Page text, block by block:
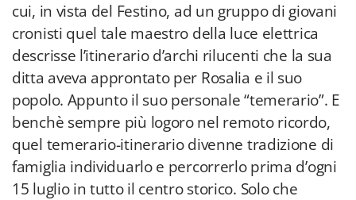
cui, in vista del Festino, ad un gruppo di giovani
cronisti quel tale maestro della luce elettrica
descrisse l’itinerario d’archi rilucenti che la sua
ditta aveva approntato per Rosalia e il suo
popolo. Appunto il suo personale “temerario”. E
benchè sempre più logoro nel remoto ricordo,
quel temerario-itinerario divenne tradizione di
famiglia individuarlo e percorrerlo prima d’ogni
15 luglio in tutto il centro storico. Solo che